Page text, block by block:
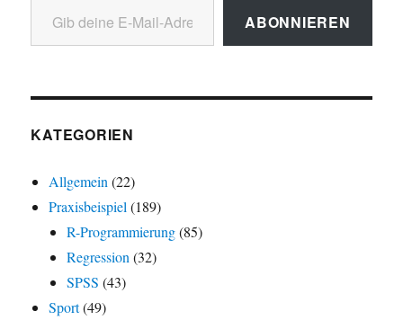
ABONNIEREN
KATEGORIEN
Allgemein(22)
Praxisbeispiel(189)
R-Programmierung(85)
Regression(32)
SPSS (43)
Sport(49)